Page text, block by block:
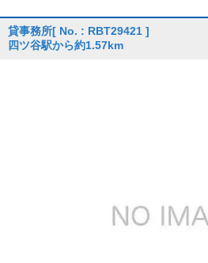
貸事務所[ No. : RBT29421 ]
四ツ谷駅から約1.57km